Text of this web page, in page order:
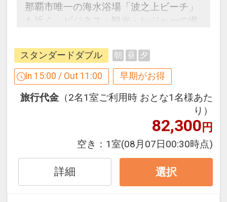
那覇市唯一の海水浴場「波之上ビーチ」
も近く、ビジネス・観光・レジャーの拠
早めのお申し込みがお得！ 【早３０】
早期予約限定！３０日前までのご予約が
※本プランは３０日前までの予約受付で
す。２９日前以降の人数変更、おとな・
こどもの内訳変更はできません。
ホテルのご案内「心のオンオフが切り替
えられるアガリマチ」
●快適に過ごせる独立バスルーム
スタンダードダブル 朝 昼 夕
In 15:00 / Out 11:00 早期がお得
旅行代金 （2名1室ご利用時 おとな1名様あた
り）
82,300円
空き： 1室(08月07日00:30時点)
詳細 選択